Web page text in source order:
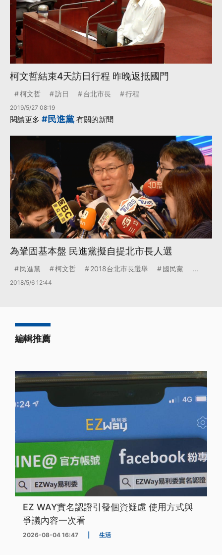
柯文哲結束4天訪日行程 昨晚返抵國門
柯文哲 訪日 台北市長 行程
2019/5/27 08:19
閱讀更多 #民進黨 有關的新聞
為鞏固基本盤 民進黨擬自提北市長人選
民進黨 柯文哲 2018台北市長選舉 國民黨 ...
2018/5/6 12:44
編輯推薦
EZ WAY實名認證引發個資疑慮 使用方式與
爭議內容一次看
2026-08-04 16:47 生活